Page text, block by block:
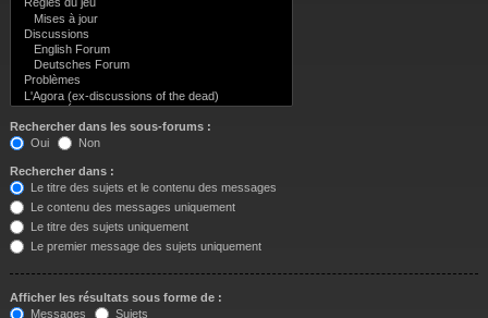
Rechercher dans les sous-forums :
Oui
Non
Rechercher dans :
Le titre des sujets et le contenu des messages
Le contenu des messages uniquement
Le titre des sujets uniquement
Le premier message des sujets uniquement
Afficher les résultats sous forme de :
Messages
Sujets